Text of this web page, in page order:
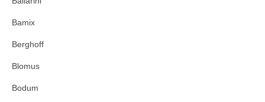
Bamix
Berghoff
Blomus
Bodum